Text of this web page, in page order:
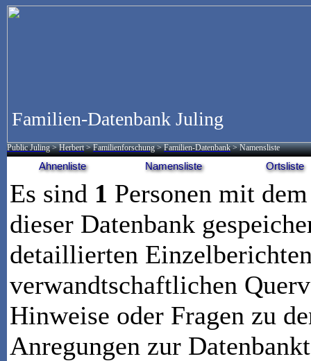
Familien-Datenbank Juling
Public Juling >Herbert >Familienforschung >Familien-Datenbank > Namensliste
Ahnenliste Namensliste Ortsliste
Es sind 1 Personen mit
dieser Datenbank
detaillierten
verwandtschaftlichen
Hinweise oder Fragen zu
Anregungen zur